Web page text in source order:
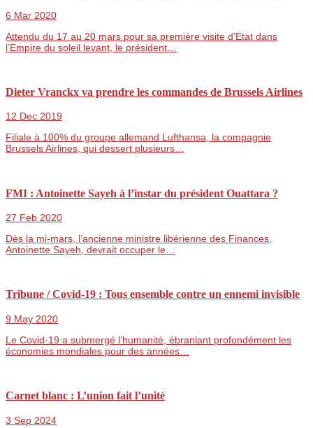
6 Mar 2020
Attendu du 17 au 20 mars pour sa première visite d’Etat dans
l’Empire du soleil levant, le président…
Dieter Vranckx va prendre les commandes de Brussels Airlines
12 Dec 2019
Filiale à 100% du groupe allemand Lufthansa, la compagnie
Brussels Airlines, qui dessert plusieurs…
FMI : Antoinette Sayeh à l’instar du président Ouattara ?
27 Feb 2020
Dès la mi-mars, l’ancienne ministre libérienne des Finances,
Antoinette Sayeh, devrait occuper le…
Tribune / Covid-19 : Tous ensemble contre un ennemi invisible
9 May 2020
Le Covid-19 a submergé l’humanité, ébranlant profondément les
économies mondiales pour des années…
Carnet blanc : L’union fait l’unité
3 Sep 2024